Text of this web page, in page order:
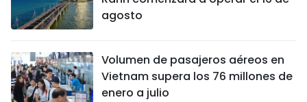
agosto
Volumen de pasajeros aéreos en
Vietnam supera los 76 millones de
enero a julio